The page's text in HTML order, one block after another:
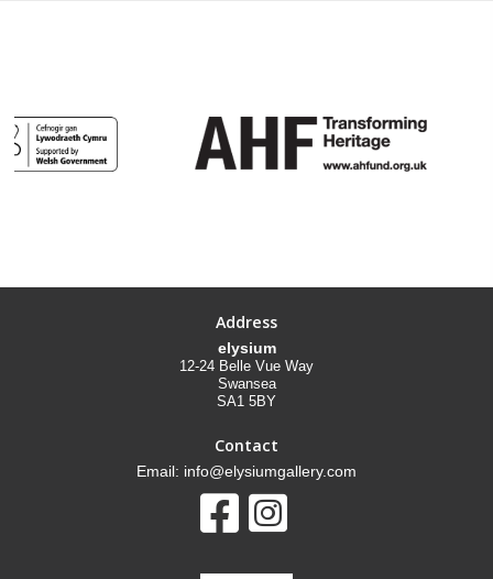
Address
elysium
12-24 Belle Vue Way
Swansea
SA1 5BY
Contact
Email: info@elysiumgallery.com